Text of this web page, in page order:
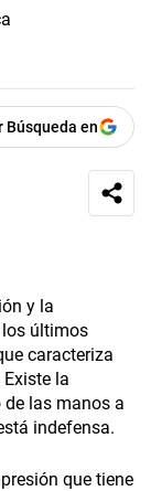
Búsqueda en
y la
los últimos
caracteriza
la
las manos a
indefensa.
que tiene